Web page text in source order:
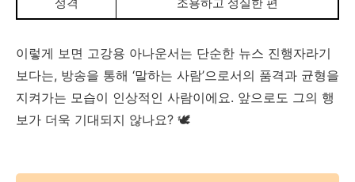
이렇게 보면 고강용 아나운서는 단순한 뉴스 진행자라기
보다는, 방송을 통해 ‘말하는 사람’으로서의 품격과 균형을
지켜가는 모습이 인상적인 사람이에요. 앞으로도 그의 행
보가 더욱 기대되지 않나요? 🕊️